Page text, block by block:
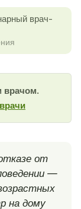
врач-
врачом.
от
—
на дому